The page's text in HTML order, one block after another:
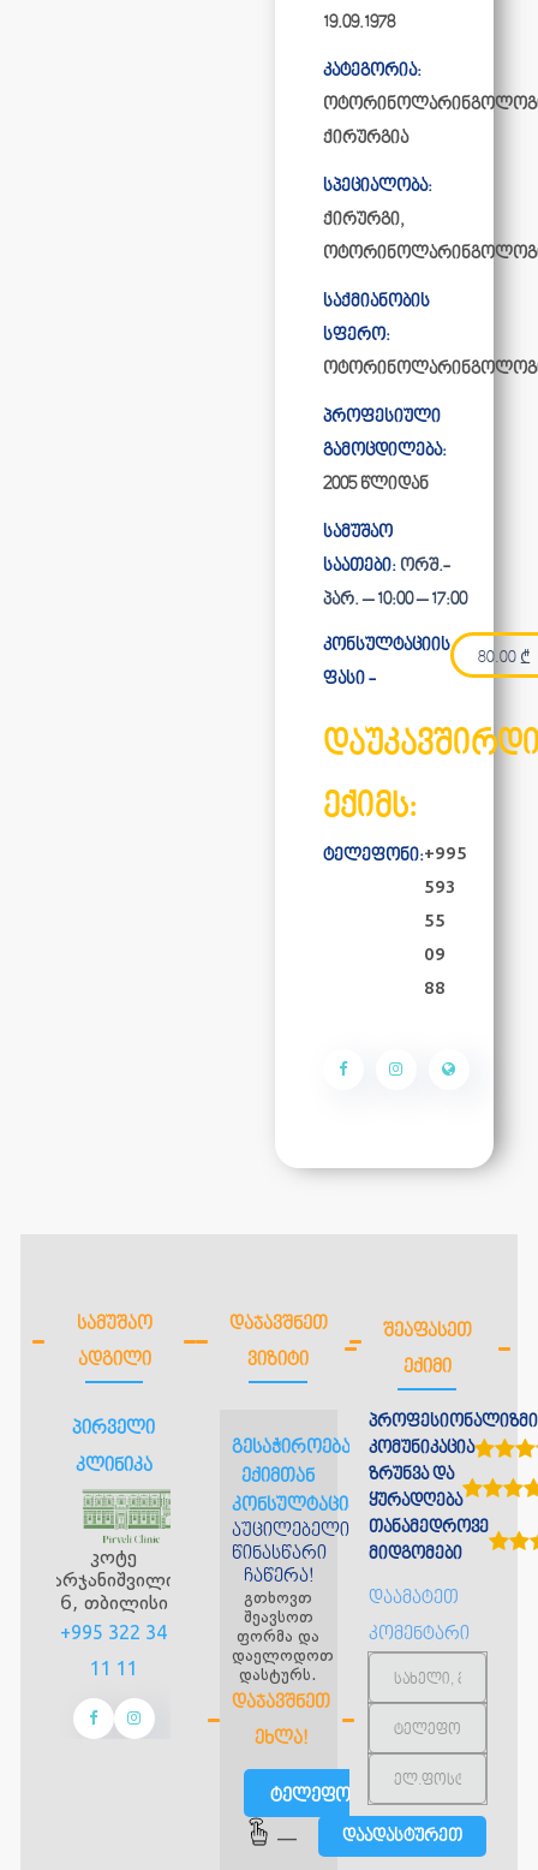
19.09.1978
კატეგორია:
ქირურგია
სპეციალობა:
ქირურგი,
საქმიანობის
სფერო:
პროფესიული
გამოცდილება:
2005 წლიდან
სამუშაო
საათები: ორშ.-
პარ. – 10:00 – 17:00
კონსულტაციის
ფასი -
80.00 ₾
ექიმს:
ტელეფონი:+995
593
55
09
88
ᲡᲐᲛᲣᲨᲐᲝ
ᲐᲓᲒᲘᲚᲘ
პირველი
კლინიკა
კოტე
მარჯანიშვილის
6, თბილისი
+995 322 34
11 11
ᲓᲐᲯᲐᲕᲨᲜᲔᲗ
ᲕᲘᲖᲘᲢᲘ
გესაჭიროებათ
ექიმთან
კონსულტაცია?
აუცილებელია
წინასწარი
ჩაწერა!
გთხოვთ
შეავსოთ
ფორმა და
დაელოდოთ
დასტურს.
ᲓᲐᲯᲐᲕᲨᲜᲔᲗ
ᲔᲮᲚᲐ!
ტელეფონით
—
ᲨᲔᲐᲤᲐᲡᲔᲗ
ᲔᲥᲘᲛᲘ
პროფესიონალიზმი
კომუნიკაცია
ზრუნვა და
ყურადღება
თანამედროვე
მიდგომები
დაამატეთ
კომენტარი